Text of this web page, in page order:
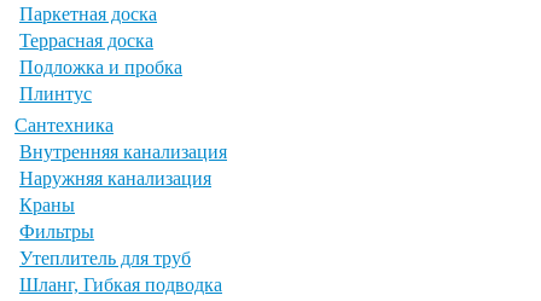
Паркетная доска
Террасная доска
Подложка и пробка
Плинтус
Сантехника
Внутренняя канализация
Наружняя канализация
Краны
Фильтры
Утеплитель для труб
Шланг, Гибкая подводка